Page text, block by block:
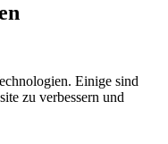
Einige sind
zu verbessern und